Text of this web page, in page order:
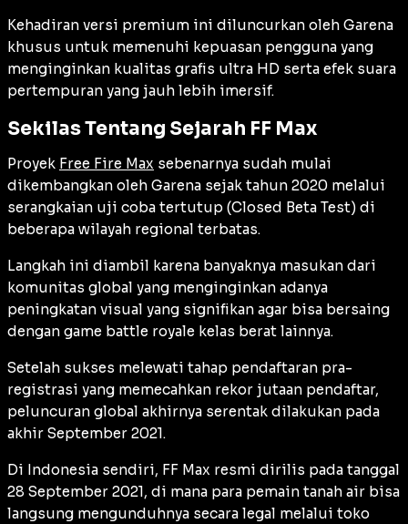
Kehadiran versi premium ini diluncurkan oleh Garena
khusus untuk memenuhi kepuasan pengguna yang
menginginkan kualitas grafis ultra HD serta efek suara
pertempuran yang jauh lebih imersif.
Sekilas Tentang Sejarah FF Max
Proyek Free Fire Max sebenarnya sudah mulai
dikembangkan oleh Garena sejak tahun 2020 melalui
serangkaian uji coba tertutup (Closed Beta Test) di
beberapa wilayah regional terbatas.
Langkah ini diambil karena banyaknya masukan dari
komunitas global yang menginginkan adanya
peningkatan visual yang signifikan agar bisa bersaing
dengan game battle royale kelas berat lainnya.
Setelah sukses melewati tahap pendaftaran pra-
registrasi yang memecahkan rekor jutaan pendaftar,
peluncuran global akhirnya serentak dilakukan pada
akhir September 2021.
Di Indonesia sendiri, FF Max resmi dirilis pada tanggal
28 September 2021, di mana para pemain tanah air bisa
langsung mengunduhnya secara legal melalui toko